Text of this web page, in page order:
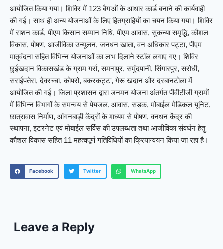
आयोजित किया गया। शिविर में 123 बैगाओं के आधार कार्ड बनाने की कार्यवाही
की गई। साथ ही अन्य योजनाओं के लिए हितग्राहियों का चयन किया गया। शिविर
में राशन कार्ड, पीएम किसान सम्मान निधि, पीएम आवास, सुकन्या समृद्धि, कौशल
विकास, पोषण, आजीविका उन्मूलन, जनधन खाता, वन अधिकार पट्टा, पीएम
मातृवंदना सहित विभिन्न योजनाओं का लाभ दिलाने स्टॉल लगाए गए। शिविर
छुईखदान विकासखंड के ग्राम गर्रा, समनापुर, समुंदपानी, सिंगारपुर, सरोधी,
सराईपतेरा, देवरच्चा, कोपरो, बकरकट्टा, गेरू खदान और दरबानटोला में
आयोजित की गई। जिला प्रशासन द्वारा जनमन योजना अंतर्गत पीवीटीजी ग्रामों
में विभिन्न विभागों के समन्वय से पेयजल, आवास, सड़क, मोबाईल मेडिकल यूनिट,
छात्रावास निर्माण, आंगनबाड़ी केंद्रों के माध्यम से पोषण, वनधन केंद्र की
स्थापना, इंटरनेट एवं मोबाईल सर्विस की उपलब्धता तथा आजीविका संवर्धन हेतु
कौशल विकास सहित 11 महत्वपूर्ण गतिविधियों का क्रियान्वयन किया जा रहा है।
Facebook Twitter WhatsApp
Leave a Reply